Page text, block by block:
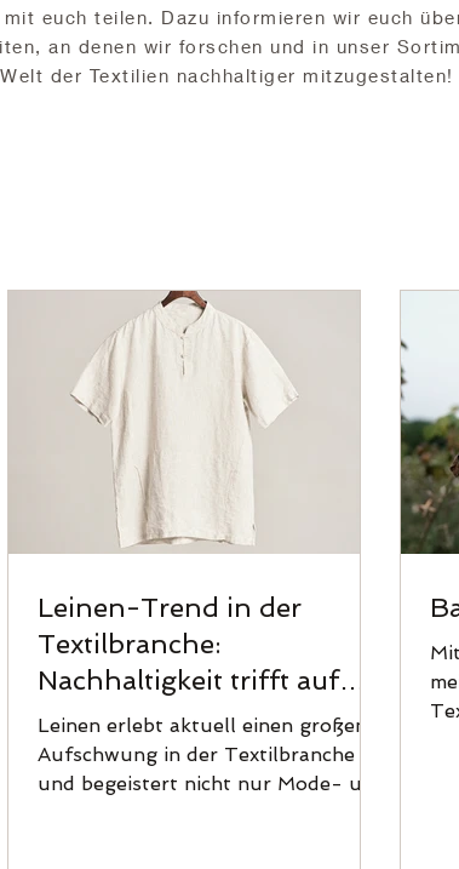
euch teilen. Dazu informieren wir euch
an denen wir forschen und in unser
der Textilien nachhaltiger mitzugestalten!
Leinen-Trend in der
Textilbranche:
Nachhaltigkeit trifft auf
zeitlose Eleganz
Leinen erlebt aktuell einen großen
Aufschwung in der Textilbranche
und begeistert nicht nur Mode- und